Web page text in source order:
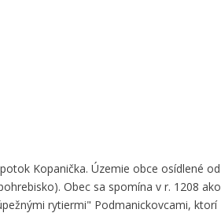
Kopanička. Územie obce osídlené od
Obec sa spomína v r. 1208 ako
rytiermi" Podmanickovcami, ktorí